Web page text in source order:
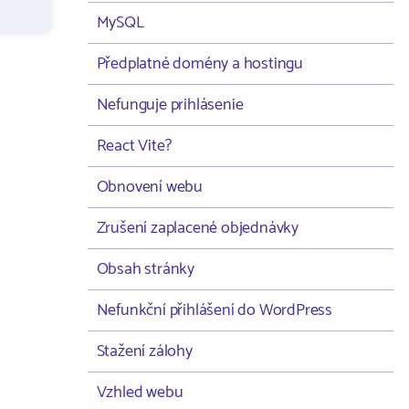
MySQL
Předplatné domény a hostingu
Nefunguje prihlásenie
React Vite?
Obnovení webu
Zrušení zaplacené objednávky
Obsah stránky
Nefunkční přihlášení do WordPress
Stažení zálohy
Vzhled webu